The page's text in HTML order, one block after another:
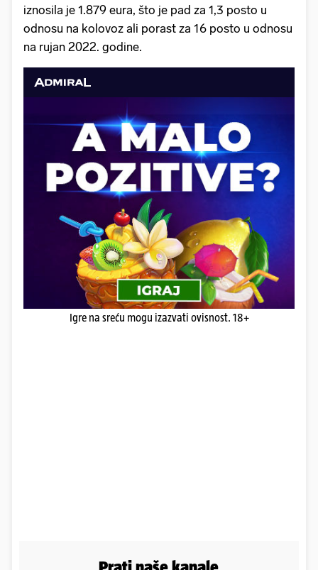
iznosila je 1.879 eura, što je pad za 1,3 posto u
odnosu na kolovoz ali porast za 16 posto u odnosu
na rujan 2022. godine.
Igre na sreću mogu izazvati ovisnost. 18+